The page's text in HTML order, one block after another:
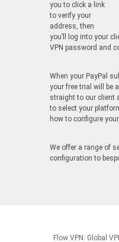
you to click a link
to verify your
address, then
you’ll log into your
VPN password and
When your PayPal
your free trial will be
straight to our client
to select your
how to configure
We offer a range of
configuration to
Flow VPN: Global